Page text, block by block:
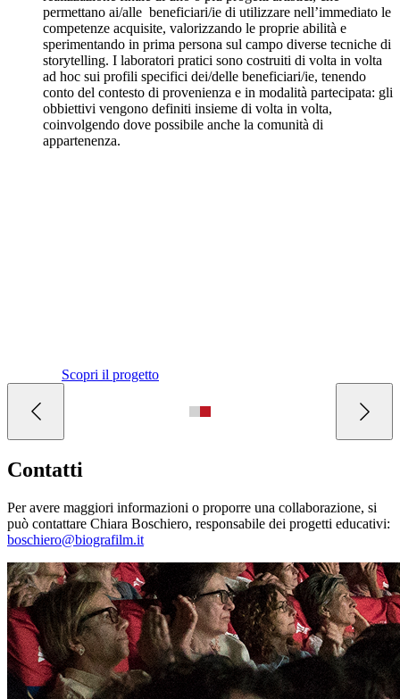
permettano ai/alle beneficiari/ie di utilizzare nell’immediato le
competenze acquisite, valorizzando le proprie abilità e
sperimentando in prima persona sul campo diverse tecniche di
storytelling. I laboratori pratici sono costruiti di volta in volta
ad hoc sui profili specifici dei/delle beneficiari/ie, tenendo
conto del contesto di provenienza e in modalità partecipata: gli
obbiettivi vengono definiti insieme di volta in volta,
coinvolgendo dove possibile anche la comunità di
appartenenza.
Scopri il progetto
Contatti
Per avere maggiori informazioni o proporre una collaborazione, si
può contattare Chiara Boschiero, responsabile dei progetti educativi:
boschiero@biografilm.it